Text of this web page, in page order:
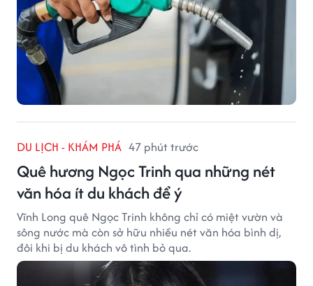
DU LỊCH - KHÁM PHÁ 47 phút trước
Quê hương Ngọc Trinh qua những nét
văn hóa ít du khách để ý
Vĩnh Long quê Ngọc Trinh không chỉ có miệt vườn và
sông nước mà còn sở hữu nhiều nét văn hóa bình dị,
đôi khi bị du khách vô tình bỏ qua.